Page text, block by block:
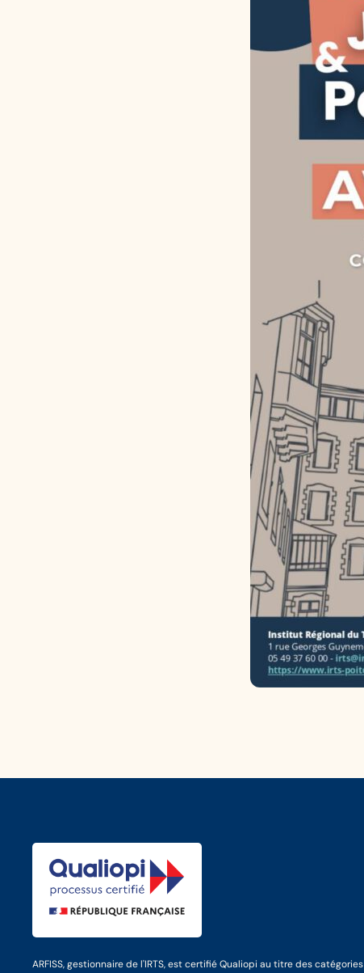
ARFISS, gestionnaire de l'IRTS, est certifié Qualiopi au titre des catégories